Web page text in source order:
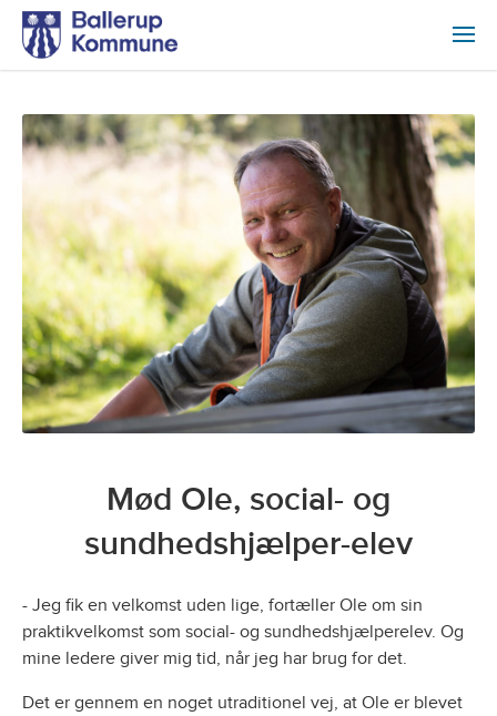
Mød Ole, social- og
sundhedshjælper-elev
- Jeg fik en velkomst uden lige, fortæller Ole om sin
praktikvelkomst som social- og sundhedshjælperelev. Og
mine ledere giver mig tid, når jeg har brug for det.
Det er gennem en noget utraditionel vej, at Ole er blevet